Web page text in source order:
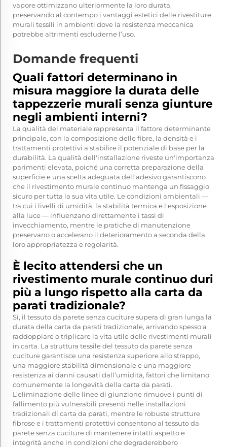
vapore ottimizzano ulteriormente la loro durata,
preservando al contempo i vantaggi estetici delle rivestiture
murali tessili in ambienti dove la resistenza meccanica
potrebbe altrimenti escluderne l’uso.
Domande frequenti
Quali fattori determinano in
misura maggiore la durata delle
tappezzerie murali senza giunture
negli ambienti interni?
La qualità del materiale rappresenta il fattore determinante
principale, con la composizione delle fibre, la densità e i
trattamenti protettivi a stabilire il potenziale di base per la
durabilità. La qualità dell'installazione riveste un'importanza
parimenti elevata, poiché una corretta preparazione della
superficie e una scelta adeguata dell'adesivo garantiscono
che il rivestimento murale continuo mantenga un fissaggio
sicuro per tutta la sua vita utile. Le condizioni ambientali —
tra cui i livelli di umidità, la stabilità termica e l'esposizione
alla luce — influenzano direttamente i tassi di
invecchiamento, mentre le pratiche di manutenzione
preservano o accelerano il deterioramento a seconda della
loro appropriatezza e regolarità.
È lecito attendersi che un
rivestimento murale continuo duri
più a lungo rispetto alla carta da
parati tradizionale?
Sì, il tessuto da parete senza cuciture supera di gran lunga la
durata della carta da parati tradizionale, arrivando spesso a
raddoppiare o triplicare la vita utile delle rivestimenti murali
in carta. La struttura tessile del tessuto da parete senza
cuciture garantisce una resistenza superiore allo strappo,
una maggiore stabilità dimensionale e una maggiore
resistenza ai danni causati dall’umidità, fattori che limitano
comunemente la longevità della carta da parati.
L’eliminazione delle linee di giunzione rimuove i punti di
fallimento più vulnerabili presenti nelle installazioni
tradizionali di carta da parati, mentre le robuste strutture
fibrose e i trattamenti protettivi consentono al tessuto da
parete senza cuciture di mantenere intatti aspetto e
integrità anche in condizioni che degraderebbero